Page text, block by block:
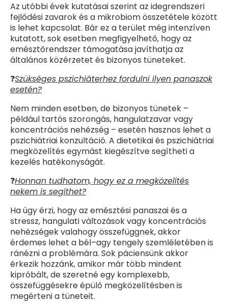
Az utóbbi évek kutatásai szerint az idegrendszeri
fejlődési zavarok és a mikrobiom összetétele között
is lehet kapcsolat. Bár ez a terület még intenzíven
kutatott, sok esetben megfigyelhető, hogy az
emésztőrendszer támogatása javíthatja az
általános közérzetet és bizonyos tüneteket.
❓Szükséges pszichiáterhez fordulni ilyen panaszok
esetén?
Nem minden esetben, de bizonyos tünetek –
például tartós szorongás, hangulatzavar vagy
koncentrációs nehézség – esetén hasznos lehet a
pszichiátriai konzultáció. A dietetikai és pszichiátriai
megközelítés egymást kiegészítve segítheti a
kezelés hatékonyságát.
❓Honnan tudhatom, hogy ez a megközelítés
nekem is segíthet?
Ha úgy érzi, hogy az emésztési panaszai és a
stressz, hangulati változások vagy koncentrációs
nehézségek valahogy összefüggnek, akkor
érdemes lehet a bél–agy tengely szemléletében is
ránézni a problémára. Sok páciensünk akkor
érkezik hozzánk, amikor már több mindent
kipróbált, de szeretné egy komplexebb,
összefüggésekre épülő megközelítésben is
megérteni a tüneteit.